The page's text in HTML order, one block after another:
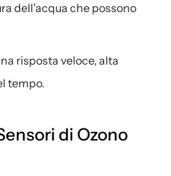
dell'acqua che possono
risposta veloce, alta
tempo.
di Ozono